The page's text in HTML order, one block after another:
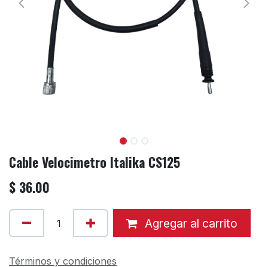
Cable Velocimetro Italika CS125
$ 36.00
Agregar al carrito
Términos y condiciones